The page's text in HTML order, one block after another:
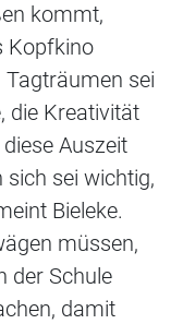
kommt,
Kopfkino
sei
die Kreativität
Auszeit
sich sei wichtig,
Bieleke.
müssen,
der Schule
damit